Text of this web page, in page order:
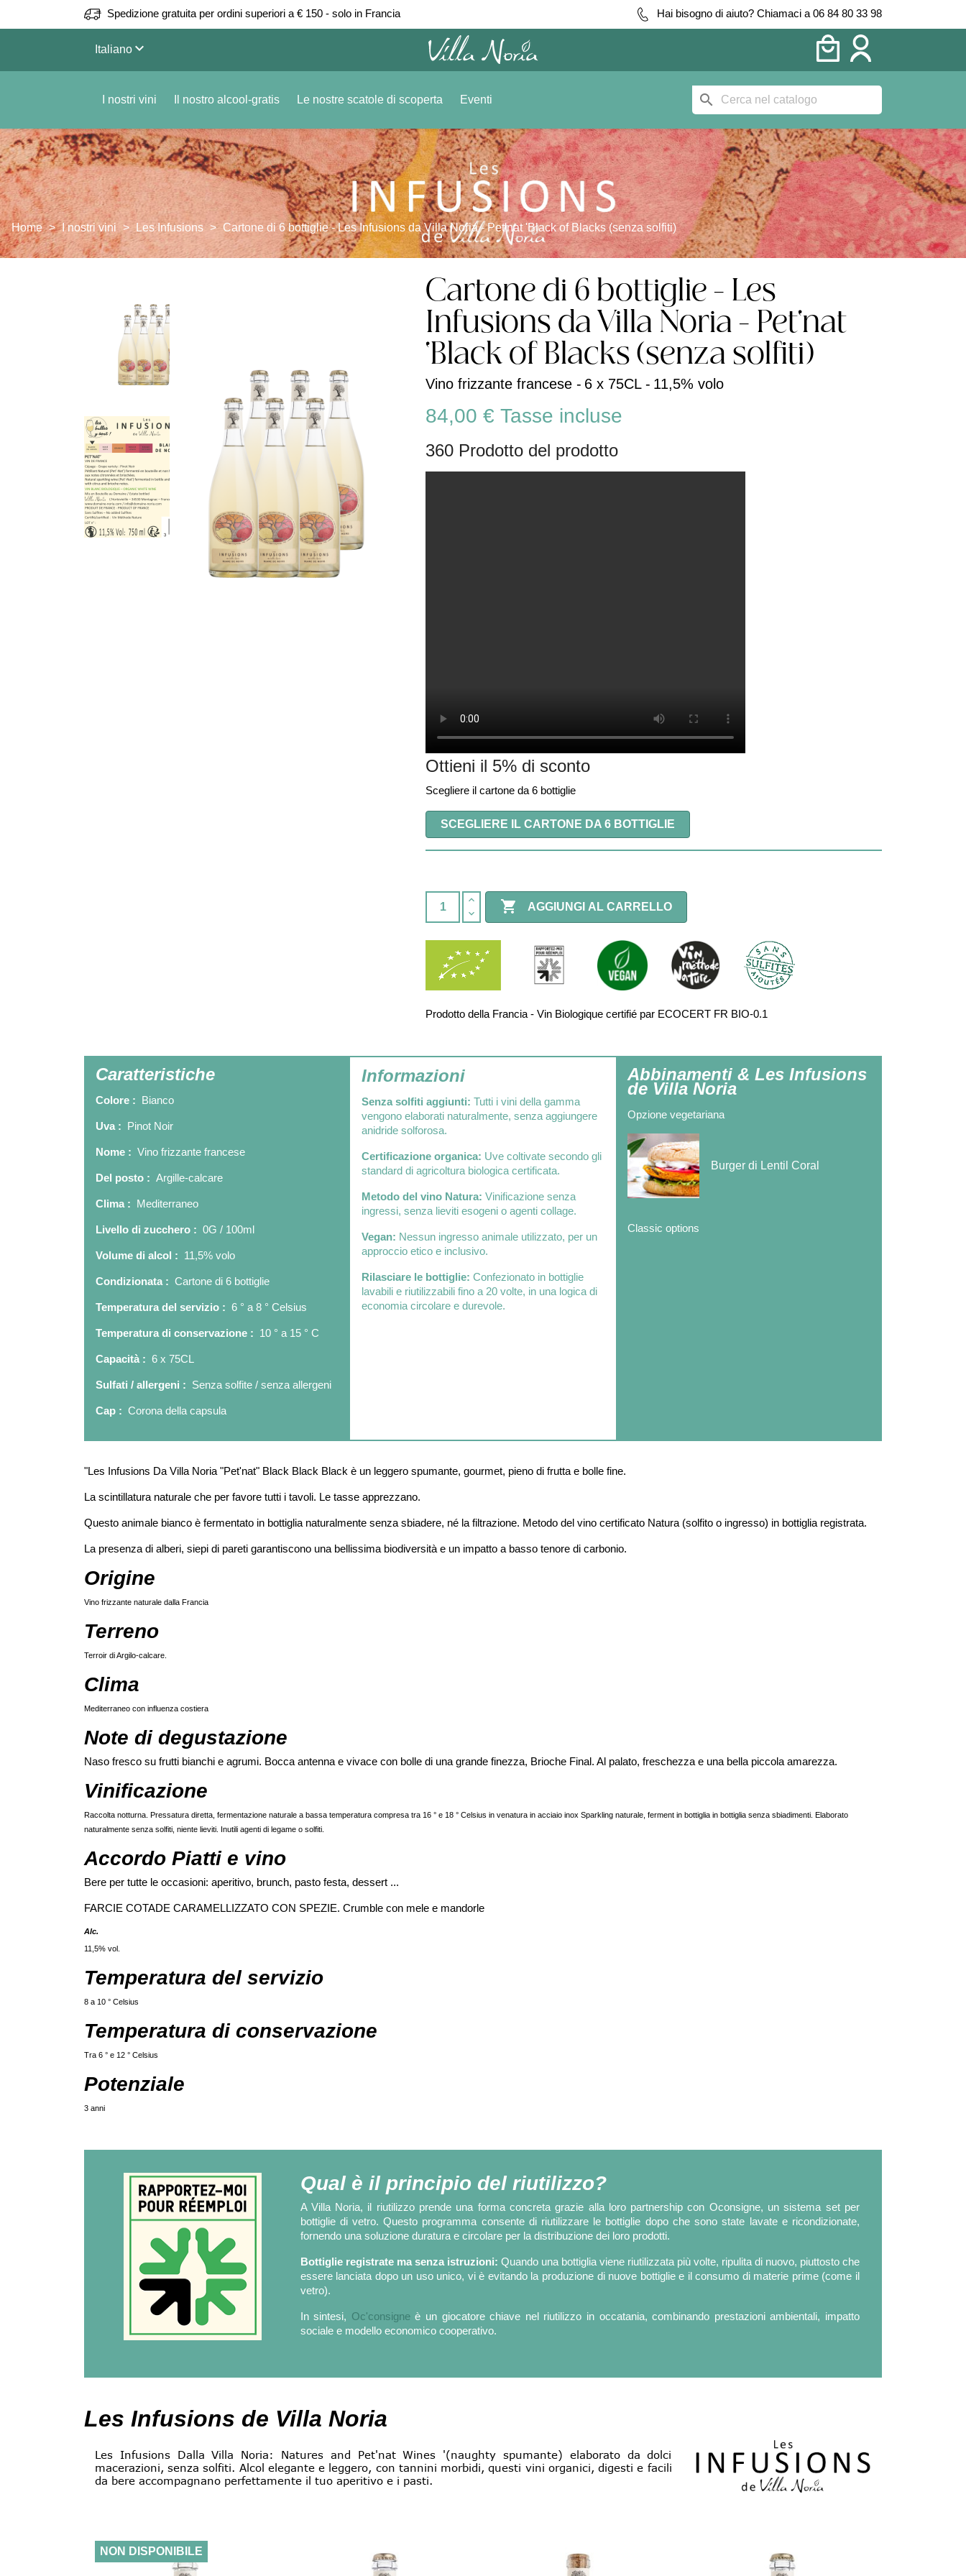
Spedizione gratuita per ordini superiori a € 150 - solo in Francia Hai bisogno di aiuto? Chiamaci a 06 84 80 33 98
Italianokeyboard_arrow_down
I nostri vini Il nostro alcool-gratis Le nostre scatole di scoperta Eventi search
Home I nostri vini Les Infusions Cartone di 6 bottiglie - Les Infusions da Villa Noria - Pet'nat 'Black of Blacks (senza solfiti)
Cartone di 6 bottiglie - Les
Infusions da Villa Noria - Pet'nat
'Black of Blacks (senza solfiti)
Vino frizzante francese - 6 x 75CL - 11,5% volo
84,00 € Tasse incluse
360 Prodotto del prodotto
Ottieni il 5% di sconto
Scegliere il cartone da 6 bottiglie
SCEGLIERE IL CARTONE DA 6 BOTTIGLIE
 AGGIUNGI AL CARRELLO
Prodotto della Francia - Vin Biologique certifié par ECOCERT FR BIO-0.1
Caratteristiche
Colore : Bianco
Uva : Pinot Noir
Nome : Vino frizzante francese
Del posto : Argille-calcare
Clima : Mediterraneo
Livello di zucchero : 0G / 100ml
Volume di alcol : 11,5% volo
Condizionata : Cartone di 6 bottiglie
Temperatura del servizio : 6 ° a 8 ° Celsius
Temperatura di conservazione : 10 ° a 15 ° C
Capacità : 6 x 75CL
Sulfati / allergeni : Senza solfite / senza allergeni
Cap : Corona della capsula
Informazioni
Senza solfiti aggiunti: Tutti i vini della gamma
vengono elaborati naturalmente, senza aggiungere
anidride solforosa.
Certificazione organica: Uve coltivate secondo gli
standard di agricoltura biologica certificata.
Metodo del vino Natura: Vinificazione senza
ingressi, senza lieviti esogeni o agenti collage.
Vegan: Nessun ingresso animale utilizzato, per un
approccio etico e inclusivo.
Rilasciare le bottiglie: Confezionato in bottiglie
lavabili e riutilizzabili fino a 20 volte, in una logica di
economia circolare e durevole.
Abbinamenti & Les Infusions
de Villa Noria
Opzione vegetariana
Burger di Lentil Coral
Classic options
"Les Infusions Da Villa Noria "Pet'nat" Black Black Black è un leggero spumante, gourmet, pieno di frutta e bolle fine.
La scintillatura naturale che per favore tutti i tavoli. Le tasse apprezzano.
Questo animale bianco è fermentato in bottiglia naturalmente senza sbiadere, né la filtrazione. Metodo del vino certificato Natura (solfito o ingresso) in bottiglia registrata.
La presenza di alberi, siepi di pareti garantiscono una bellissima biodiversità e un impatto a basso tenore di carbonio.
Origine
Vino frizzante naturale dalla Francia
Terreno
Terroir di Argilo-calcare.
Clima
Mediterraneo con influenza costiera
Note di degustazione
Naso fresco su frutti bianchi e agrumi. Bocca antenna e vivace con bolle di una grande finezza, Brioche Final. Al palato, freschezza e una bella piccola amarezza.
Vinificazione
Raccolta notturna. Pressatura diretta, fermentazione naturale a bassa temperatura compresa tra 16 ° e 18 ° Celsius in venatura in acciaio inox Sparkling naturale, ferment in bottiglia in bottiglia senza sbiadimenti. Elaborato
naturalmente senza solfiti, niente lieviti. Inutili agenti di legame o solfiti.
Accordo Piatti e vino
Bere per tutte le occasioni: aperitivo, brunch, pasto festa, dessert ...
FARCIE COTADE CARAMELLIZZATO CON SPEZIE. Crumble con mele e mandorle
Alc.
11,5% vol.
Temperatura del servizio
8 a 10 ° Celsius
Temperatura di conservazione
Tra 6 ° e 12 ° Celsius
Potenziale
3 anni
Qual è il principio del riutilizzo?
A Villa Noria, il riutilizzo prende una forma concreta grazie alla loro partnership con Oconsigne, un sistema set per
bottiglie di vetro. Questo programma consente di riutilizzare le bottiglie dopo che sono state lavate e ricondizionate,
fornendo una soluzione duratura e circolare per la distribuzione dei loro prodotti.
Bottiglie registrate ma senza istruzioni: Quando una bottiglia viene riutilizzata più volte, ripulita di nuovo, piuttosto che
essere lanciata dopo un uso unico, vi è evitando la produzione di nuove bottiglie e il consumo di materie prime (come il
vetro).
In sintesi, Oc'consigneè un giocatore chiave nel riutilizzo in occatania, combinando prestazioni ambientali, impatto
sociale e modello economico cooperativo.
Les Infusions de Villa Noria
Les Infusions Dalla Villa Noria: Natures and Pet'nat Wines '(naughty spumante) elaborato da dolci
macerazioni, senza solfiti. Alcol elegante e leggero, con tannini morbidi, questi vini organici, digesti e facili
da bere accompagnano perfettamente il tuo aperitivo e i pasti.
NON DISPONIBILE